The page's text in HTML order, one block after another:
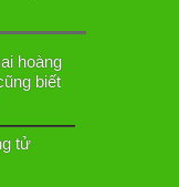
hoàng
biết
tử